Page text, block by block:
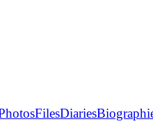
FilesDiaries